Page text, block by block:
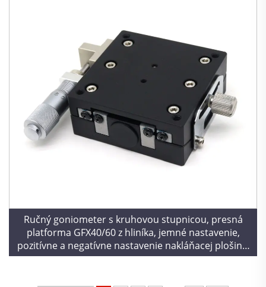
Ručný goniometer s kruhovou stupnicou, presná
platforma GFX40/60 z hliníka, jemné nastavenie,
pozitívne a negatívne nastavenie nakláňacej plošiny,
optická